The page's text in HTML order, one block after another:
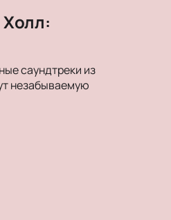
Холл:
саундтреки из
незабываемую